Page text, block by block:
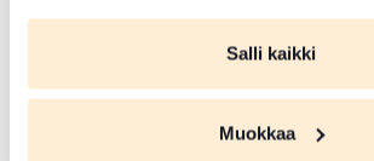
Salli kaikki
Muokkaa